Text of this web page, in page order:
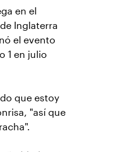
en el
Inglaterra
el evento
1 en julio
que estoy
"así que